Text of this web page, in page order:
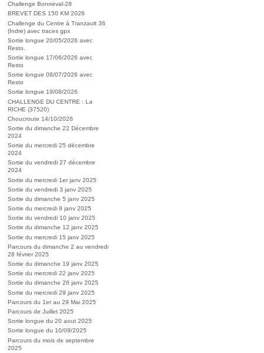
Challenge Bonneval-28
BREVET DES 150 KM 2026
Challenge du Centre à Tranzault 36
(Indre) avec traces gpx
Sortie longue 20/05/2026 avec
Resto.
Sortie longue 17/06/2026 avec
Resto
Sortie longue 08/07/2026 avec
Resto
Sortie longue 19/08/2026
CHALLENGE DU CENTRE : La
RICHE (37520)
Choucroute 14/10/2026
Sortie du dimanche 22 Décembre
2024
Sortie du mercredi 25 décembre
2024
Sortie du vendredi 27 décembre
2024
Sortie du mercredi 1er janv 2025
Sortie du vendredi 3 janv 2025
Sortie du dimanche 5 janv 2025
Sortie du mercredi 8 janv 2025
Sortie du vendredi 10 janv 2025
Sortie du dimanche 12 janv 2025
Sortie du mercredi 15 janv 2025
Parcours du dimanche 2 au vendredi
28 février 2025
Sortie du dimanche 19 janv 2025
Sortie du mercredi 22 janv 2025
Sortie du dimanche 26 janv 2025
Sortie du mercredi 29 janv 2025
Parcours du 1er au 29 Mai 2025
Parcours de Juillet 2025
Sortie longue du 20 aout 2025
Sortie longue du 10/09/2025
Parcours du mois de septembre
2025